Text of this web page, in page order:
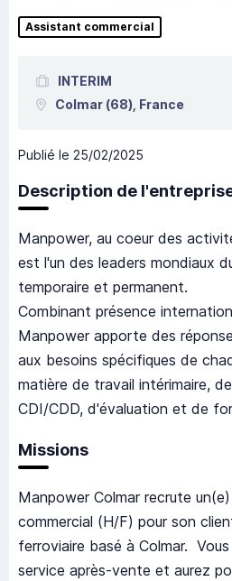
Assistant commercial
INTERIM
Colmar (68), France
Publié le 25/02/2025
Description de
Manpower, au coeur des
est l'un des leaders mondiaux
temporaire et permanent.
Combinant présence
Manpower apporte des
aux besoins spécifiques de
matière de travail intérimaire,
CDI/CDD, d'évaluation et de
Missions
Manpower Colmar recrute
commercial (H/F) pour son
ferroviaire basé à Colmar.
service après-vente et aurez